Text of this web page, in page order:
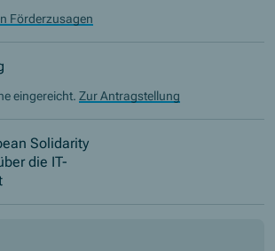
Förderzusagen
eingereicht.Zur Antragstellung
Solidarity
die IT-